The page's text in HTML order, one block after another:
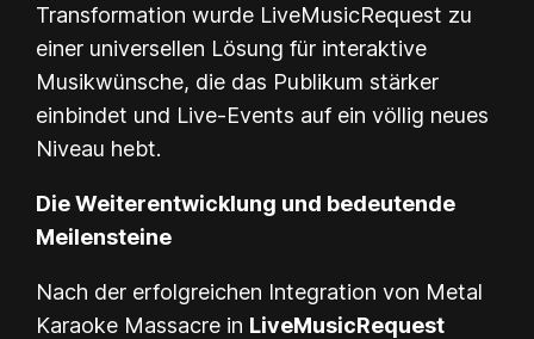
Transformation wurde LiveMusicRequest zu
einer universellen Lösung für interaktive
Musikwünsche, die das Publikum stärker
einbindet und Live-Events auf ein völlig neues
Niveau hebt.
Die Weiterentwicklung und bedeutende
Meilensteine
Nach der erfolgreichen Integration von Metal
Karaoke Massacre in LiveMusicRequest